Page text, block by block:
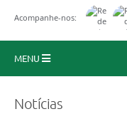
Acompanhe-nos:
MENU
Notícias